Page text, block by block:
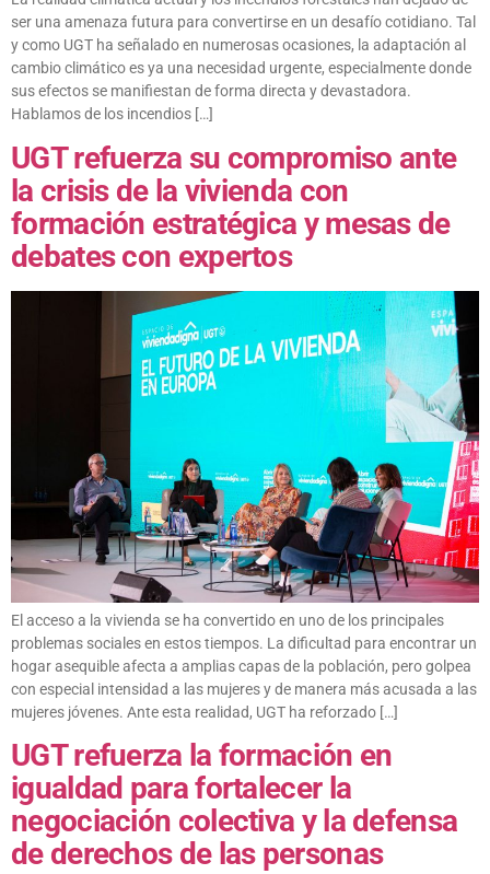
ser una amenaza futura para convertirse en un desafío cotidiano. Tal
y como UGT ha señalado en numerosas ocasiones, la adaptación al
cambio climático es ya una necesidad urgente, especialmente donde
sus efectos se manifiestan de forma directa y devastadora.
Hablamos de los incendios […]
UGT refuerza su compromiso ante
la crisis de la vivienda con
formación estratégica y mesas de
debates con expertos
El acceso a la vivienda se ha convertido en uno de los principales
problemas sociales en estos tiempos. La dificultad para encontrar un
hogar asequible afecta a amplias capas de la población, pero golpea
con especial intensidad a las mujeres y de manera más acusada a las
mujeres jóvenes. Ante esta realidad, UGT ha reforzado […]
UGT refuerza la formación en
igualdad para fortalecer la
negociación colectiva y la defensa
de derechos de las personas